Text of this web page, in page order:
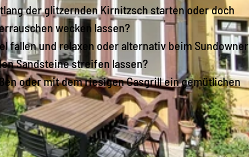
der glitzernden Kirnitzsch starten oder doch
wecken lassen?
fallen und relaxen oder alternativ beim Sundowner
Sandsteine streifen lassen?
oder mit dem riesigen Gasgrill ein gemütlichen